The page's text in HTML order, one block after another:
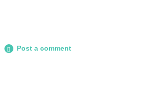
Post a comment